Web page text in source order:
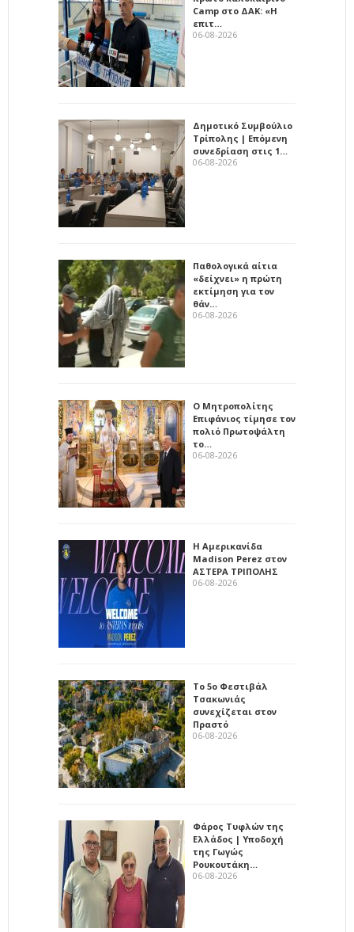
Camp στο ΔΑΚ: «Η
επιτ…
06-08-2026
Δημοτικό Συμβούλιο
Τρίπολης | Επόμενη
συνεδρίαση στις 1…
06-08-2026
Παθολογικά αίτια
«δείχνει» η πρώτη
εκτίμηση για τον
θάν…
06-08-2026
Ο Μητροπολίτης
Επιφάνιος τίμησε τον
πολιό Πρωτοψάλτη
το…
06-08-2026
Η Αμερικανίδα
Madison Perez στον
ΑΣΤΕΡΑ ΤΡΙΠΟΛΗΣ
06-08-2026
Το 5ο Φεστιβάλ
Τσακωνιάς
συνεχίζεται στον
Πραστό
06-08-2026
Φάρος Τυφλών της
Ελλάδος | Υποδοχή
της Γωγώς
Ρουκουτάκη…
06-08-2026